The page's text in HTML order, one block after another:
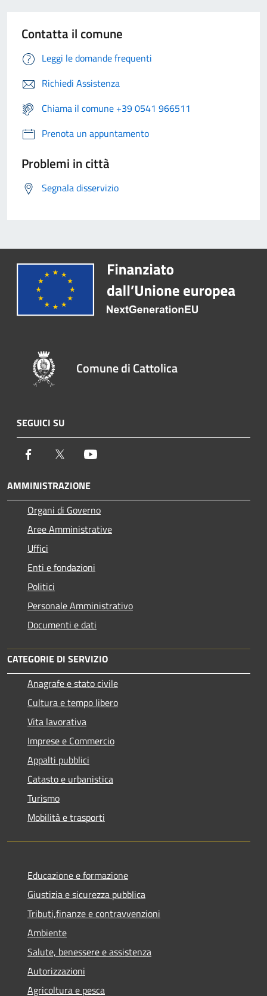
Contatta il comune
Leggi le domande frequenti
Richiedi Assistenza
Chiama il comune +39 0541 966511
Prenota un appuntamento
Problemi in città
Segnala disservizio
Comune di Cattolica
SEGUICI SU
Facebook Twitter
AMMINISTRAZIONE
Organi di Governo
Aree Amministrative
Uffici
Enti e fondazioni
Politici
Personale Amministrativo
Documenti e dati
CATEGORIE DI SERVIZIO
Anagrafe e stato civile
Cultura e tempo libero
Vita lavorativa
Imprese e Commercio
Appalti pubblici
Catasto e urbanistica
Turismo
Mobilità e trasporti
Educazione e formazione
Giustizia e sicurezza pubblica
Tributi,finanze e contravvenzioni
Ambiente
Salute, benessere e assistenza
Autorizzazioni
Agricoltura e pesca